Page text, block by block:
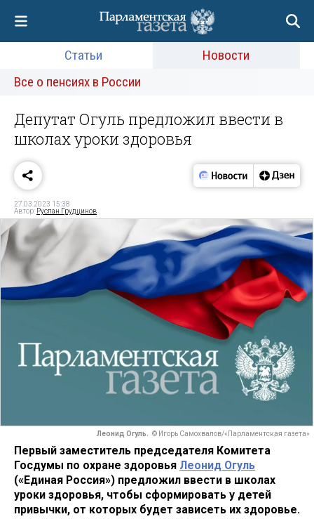
Статьи
Новости
Все о пенсиях в России
Депутат Огуль предложил ввести в
школах уроки здоровья
27.03.2023 15:38
Автор: Руслан Грудцинов
Леонид Огуль. © Игорь Самохвалов/«Парламентская газета»
Первый заместитель председателя Комитета
Госдумы по охране здоровья Леонид Огуль
(«Единая Россия») предложил ввести в школах
уроки здоровья, чтобы сформировать у детей
привычки, от которых будет зависеть их здоровье.